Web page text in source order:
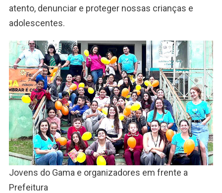
atento, denunciar e proteger nossas crianças e
adolescentes.
Jovens do Gama e organizadores em frente a
Prefeitura